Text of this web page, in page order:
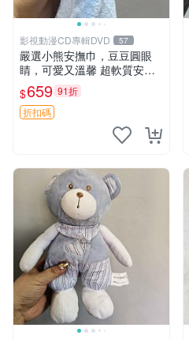
影視動漫CD專輯DVD 57
嚴選小熊安撫巾，豆豆圓眼
睛，可愛又溫馨 超軟質安撫
巾，豆豆設計，哄睡好幫手
約克豆豆眼安撫巾 數碼豆豆
眼
$659 91折
折扣碼